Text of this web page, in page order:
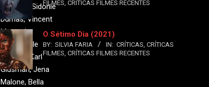
Børglum, Sidonie
Dumas, Vincent
Maraval
Elenco:
Elle
Fanning, Karl
Glusman, Jena
Malone, Bella
FILMES, CRÍTICAS FILMES RECENTES
O Sétimo Dia (2021)
BY: SILVIA FARIA IN: CRÍTICAS, CRÍTICAS
FILMES, CRÍTICAS FILMES RECENTES